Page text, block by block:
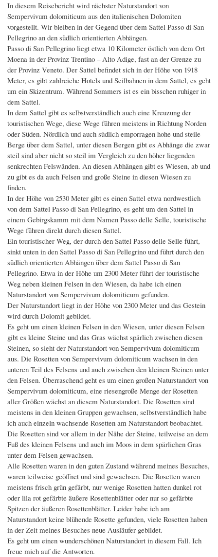
In diesem Reisebericht wird nächster Naturstandort von
Sempervivum dolomiticum aus den italienischen Dolomiten
vorgestellt. Wir bleiben in der Gegend über dem Sattel Passo di San
Pellegrino an den südlich orientierten Abhängen.
Passo di San Pellegrino liegt etwa 10 Kilometer östlich von dem Ort
Moena in der Provinz Trentino – Alto Adige, fast an der Grenze zu
der Provinz Veneto. Der Sattel befindet sich in der Höhe von 1918
Meter, es gibt zahlreiche Hotels und Seilbahnen in dem Sattel, es geht
um ein Skizentrum. Während Sommers ist es ein bisschen ruhiger in
dem Sattel.
In dem Sattel gibt es selbstverständlich auch eine Kreuzung der
touristischen Wege, diese Wege führen meistens in Richtung Norden
oder Süden. Nördlich und auch südlich emporragen hohe und steile
Berge über dem Sattel, unter diesen Bergen gibt es Abhänge die zwar
steil sind aber nicht so steil im Vergleich zu den höher liegenden
senkrechten Felswänden. An diesen Abhängen gibt es Wiesen, ab und
zu gibt es da auch Felsen und große Steine in diesen Wiesen zu
finden.
In der Höhe von 2530 Meter gibt es einen Sattel etwa nordwestlich
von dem Sattel Passo di San Pellegrino, es geht um den Sattel in
einem Gebirgskamm mit dem Namen Passo delle Selle, touristische
Wege führen direkt durch diesen Sattel.
Ein touristischer Weg, der durch den Sattel Passo delle Selle führt,
sinkt unten in den Sattel Passo di San Pellegrino und führt durch den
südlich orientierten Abhängen über dem Sattel Passo di San
Pellegrino. Etwa in der Höhe um 2300 Meter führt der touristische
Weg neben kleinen Felsen in den Wiesen, da habe ich einen
Naturstandort von Sempervivum dolomiticum gefunden.
Der Naturstandort liegt in der Höhe von 2300 Meter und das Gestein
wird durch Dolomit gebildet.
Es geht um einen kleinen Felsen in den Wiesen, unter diesen Felsen
gibt es kleine Steine und das Gras wächst spärlich zwischen diesen
Steinen, so sieht der Naturstandort von Sempervivum dolomiticum
aus. Die Rosetten von Sempervivum dolomiticum wachsen in den
unteren Teil des Felsens und auch zwischen den kleinen Steinen unter
den Felsen. Überraschend geht es um einen großen Naturstandort von
Sempervivum dolomiticum, eine riesengroße Menge der Rosetten
aller Größen wächst an diesem Naturstandort. Die Rosetten sind
meistens in den kleinen Gruppen gewachsen, selbstverständlich habe
ich auch einzeln wachsende Rosetten am Naturstandort beobachtet.
Die Rosetten sind vor allem in der Nähe der Steine, teilweise an dem
Fuß des kleinen Felsens und auch im Moos in dem spärlichen Gras
unter dem Felsen gewachsen.
Alle Rosetten waren in den guten Zustand während meines Besuches,
waren teilweise geöffnet und sind gewachsen. Die Rosetten waren
meistens frisch grün gefärbt, nur wenige Rosetten hatten dunkel rot
oder lila rot gefärbte äußere Rosettenblätter oder nur so gefärbte
Spitzen der äußeren Rosettenblätter. Leider habe ich am
Naturstandort keine blühende Rosette gefunden, viele Rosetten haben
in der Zeit meines Besuches neue Ausläufer gebildet.
Es geht um einen wunderschönen Naturstandort in diesem Fall. Ich
freue mich auf die Antworten.